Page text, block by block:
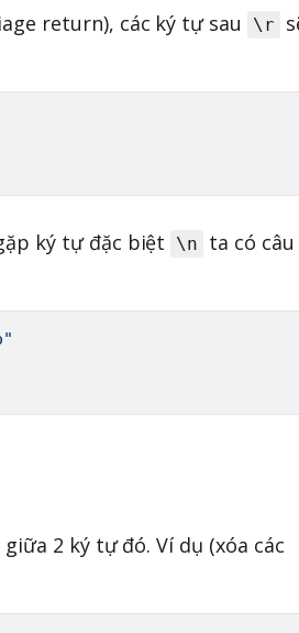
return), các ký tự sau \r
ký tự đặc biệt \n
ta có câu
2 ký tự đó. Ví dụ (xóa các